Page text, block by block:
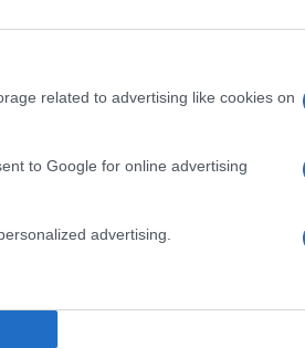
related to advertising like cookies on
to Google for online advertising
advertising.
Πιο
Marfin: Η
Τρίτη – «Είναι
93 Βγήκαν ξανά τα
«Καρυστιανού,
φοβικό
Μεταφορές
να επιβληθεί